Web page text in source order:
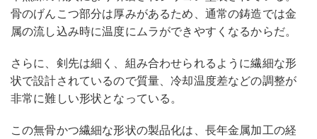
骨のげんこつ部分は厚みがあるため、通常の鋳造では金
属の流し込み時に温度にムラができやすくなるからだ。
さらに、剣先は細く、組み合わせられるように繊細な形
状で設計されているので質量、冷却温度差などの調整が
非常に難しい形状となっている。
この無骨かつ繊細な形状の製品化は、長年金属加工の経